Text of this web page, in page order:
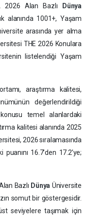
2026 Alan Bazlı
Dünya
alanında 1001+, Yaşam
arasında yer alma
THE 2026 Konulara
listelendiği Yaşam
araştırma kalitesi,
değerlendirildiği
temel alanlardaki
kalitesi alanında 2025
2026 sıralamasında
16.7’den 17.2’ye;
Bazlı Dünya Üniversite
somut bir göstergesidir.
seviyelere taşımak için